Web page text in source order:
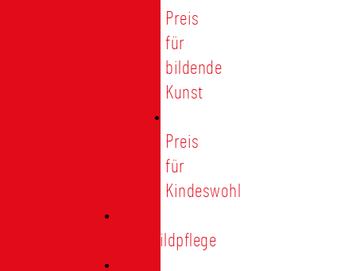
Preis
für
bildende
Kunst
Preis
für
Kindeswohl
Stadtbildpflege